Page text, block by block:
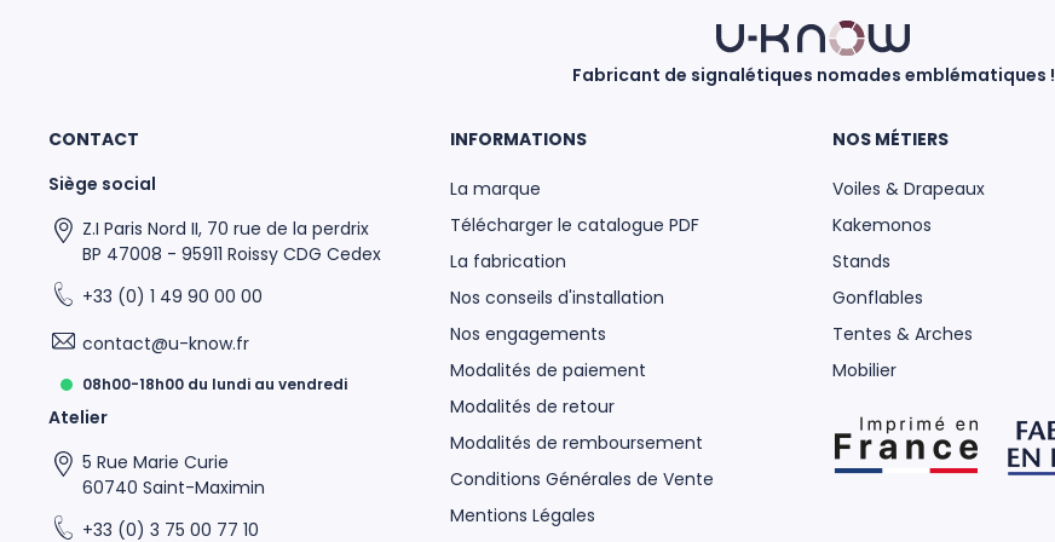
Fabricant de signalétiques nomades emblématiques !
CONTACT
Siège social
Z.I Paris Nord II, 70 rue de la perdrix
BP 47008 - 95911 Roissy CDG Cedex
+33 (0) 1 49 90 00 00
contact@u-know.fr
08h00-18h00 du lundi au vendredi
Atelier
5 Rue Marie Curie
60740 Saint-Maximin
+33 (0) 3 75 00 77 10
INFORMATIONS
La marque
Télécharger le catalogue PDF
La fabrication
Nos conseils d'installation
Nos engagements
Modalités de paiement
Modalités de retour
Modalités de remboursement
Conditions Générales de Vente
Mentions Légales
NOS MÉTIERS
Voiles & Drapeaux
Kakemonos
Stands
Gonflables
Tentes & Arches
Mobilier